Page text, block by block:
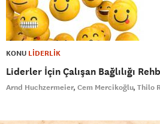
KONU LİDERLİK
Liderler İçin Çalışan Bağlılığı
Arnd Huchzermeier Cem Mercikoğlu Thilo